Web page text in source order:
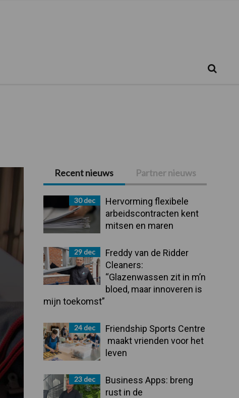
Primaire
Sidebar
Recent nieuws Partner nieuws
30 dec
Hervorming flexibele
arbeidscontracten kent
mitsen en maren
29 dec
Freddy van de Ridder
Cleaners:
“Glazenwassen zit in m’n
bloed, maar innoveren is
mijn toekomst”
24 dec
Friendship Sports Centre
maakt vrienden voor het
leven
23 dec
Business Apps: breng
rust in de